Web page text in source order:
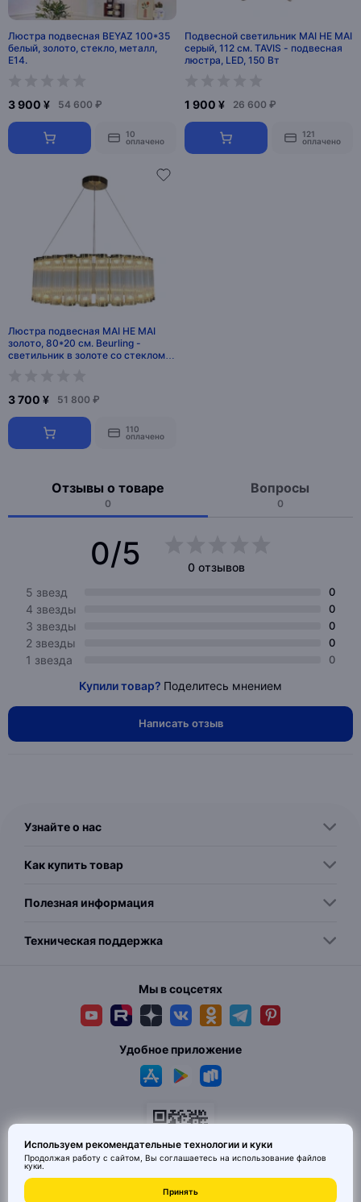
Люстра подвесная BEYAZ 100*35
белый, золото, стекло, металл,
Е14.
3 900 ¥ 54 600 ₽
10
оплачено
Подвесной светильник MAI HE MAI
серый, 112 см. TAVIS - подвесная
люстра, LED, 150 Вт
1 900 ¥ 26 600 ₽
121
оплачено
Люстра подвесная MAI HE MAI
золото, 80*20 см. Beurling -
светильник в золоте со стеклом,
3 700 ¥ 51 800 ₽
110
оплачено
Отзывы о товаре
0
Вопросы
0
0/5
0 отзывов
5 звезд
0
4 звезды 0
3 звезды 0
2 звезды 0
1 звезда 0
Купили товар? Поделитесь мнением
Написать отзыв
Узнайте о нас
Как купить товар
Полезная информация
Техническая поддержка
Мы в соцсетях
© 2026 MAI HE MAI. Маркетплейс дизайнерских товаров со всего
Удобное приложение
Используем рекомендательные технологии и куки
Продолжая работу с сайтом, Вы соглашаетесь на использование файлов
куки.
Принять